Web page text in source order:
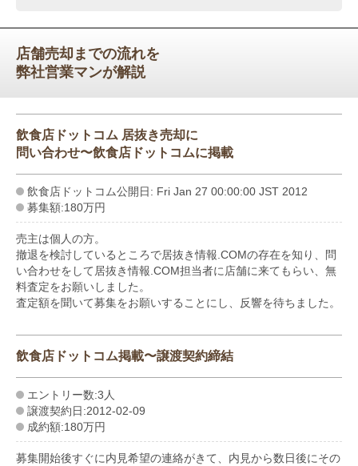
店舗売却までの流れを
弊社営業マンが解説
飲食店ドットコム 居抜き売却に
問い合わせ〜飲食店ドットコムに掲載
飲食店ドットコム公開日: Fri Jan 27 00:00:00 JST 2012
募集額:180万円
売主は個人の方。
撤退を検討しているところで居抜き情報.COMの存在を知り、問
い合わせをして居抜き情報.COM担当者に店舗に来てもらい、無
料査定をお願いしました。
査定額を聞いて募集をお願いすることにし、反響を待ちました。
飲食店ドットコム掲載〜譲渡契約締結
エントリー数:3人
譲渡契約日:2012-02-09
成約額:180万円
募集開始後すぐに内見希望の連絡がきて、内見から数日後にその